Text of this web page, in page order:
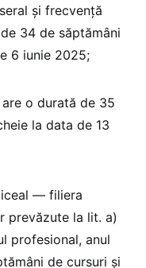
și frecvență
34 de săptămâni
6 iunie 2025;
o durată de 35
la data de 13
— filiera
prevăzute la lit. a)
profesional, anul
de cursuri și